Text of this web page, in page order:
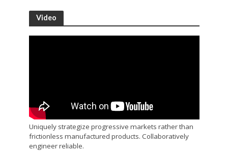
Video
Uniquely strategize progressive markets rather than
frictionless manufactured products. Collaboratively
engineer reliable.